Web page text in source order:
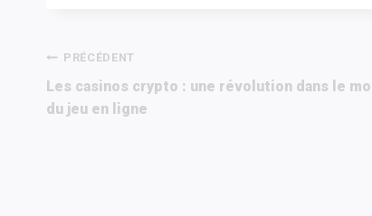
Navigation
de
PRÉCÉDENT
Les casinos crypto : une révolution dans le
du jeu en ligne